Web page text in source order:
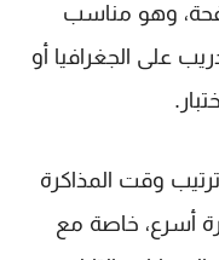
وهو مناسب
على الجغرافيا أو
ثانوي على ترتيب وقت المذاكرة
أسرع، خاصة مع